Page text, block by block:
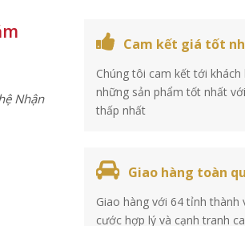
Nhận
Cam kết giá tốt
Chúng tôi cam kết tới khách
những sản phẩm tốt nhất
thấp nhất
Giao hàng toàn
Giao hàng với 64 tỉnh thành
cước hợp lý và cạnh tranh